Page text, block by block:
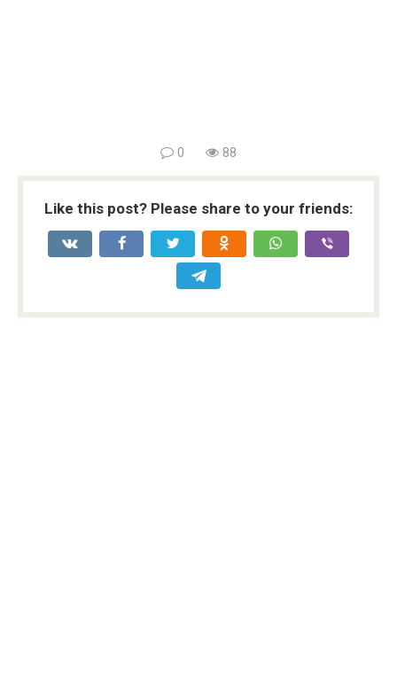
0 88
Like this post? Please share to your friends: